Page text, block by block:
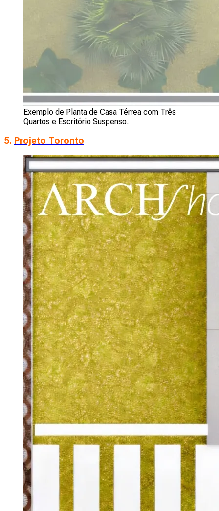
Exemplo de Planta de Casa Térrea com Três
Quartos e Escritório Suspenso.
5. Projeto Toronto